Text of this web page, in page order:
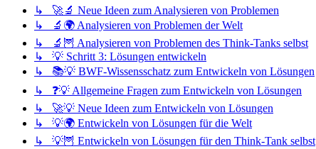
↳ 🚀🔬 Neue Ideen zum Analysieren von Problemen
↳ 🔬🌍 Analysieren von Problemen der Welt
↳ 🔬🦉 Analysieren von Problemen des Think-Tanks selbst
↳ 💡 Schritt 3: Lösungen entwickeln
↳ 📚💡 BWF-Wissensschatz zum Entwickeln von Lösungen
↳ ❓💡 Allgemeine Fragen zum Entwickeln von Lösungen
↳ 🚀💡 Neue Ideen zum Entwickeln von Lösungen
↳ 💡🌍 Entwickeln von Lösungen für die Welt
↳ 💡🦉 Entwickeln von Lösungen für den Think-Tank selbst